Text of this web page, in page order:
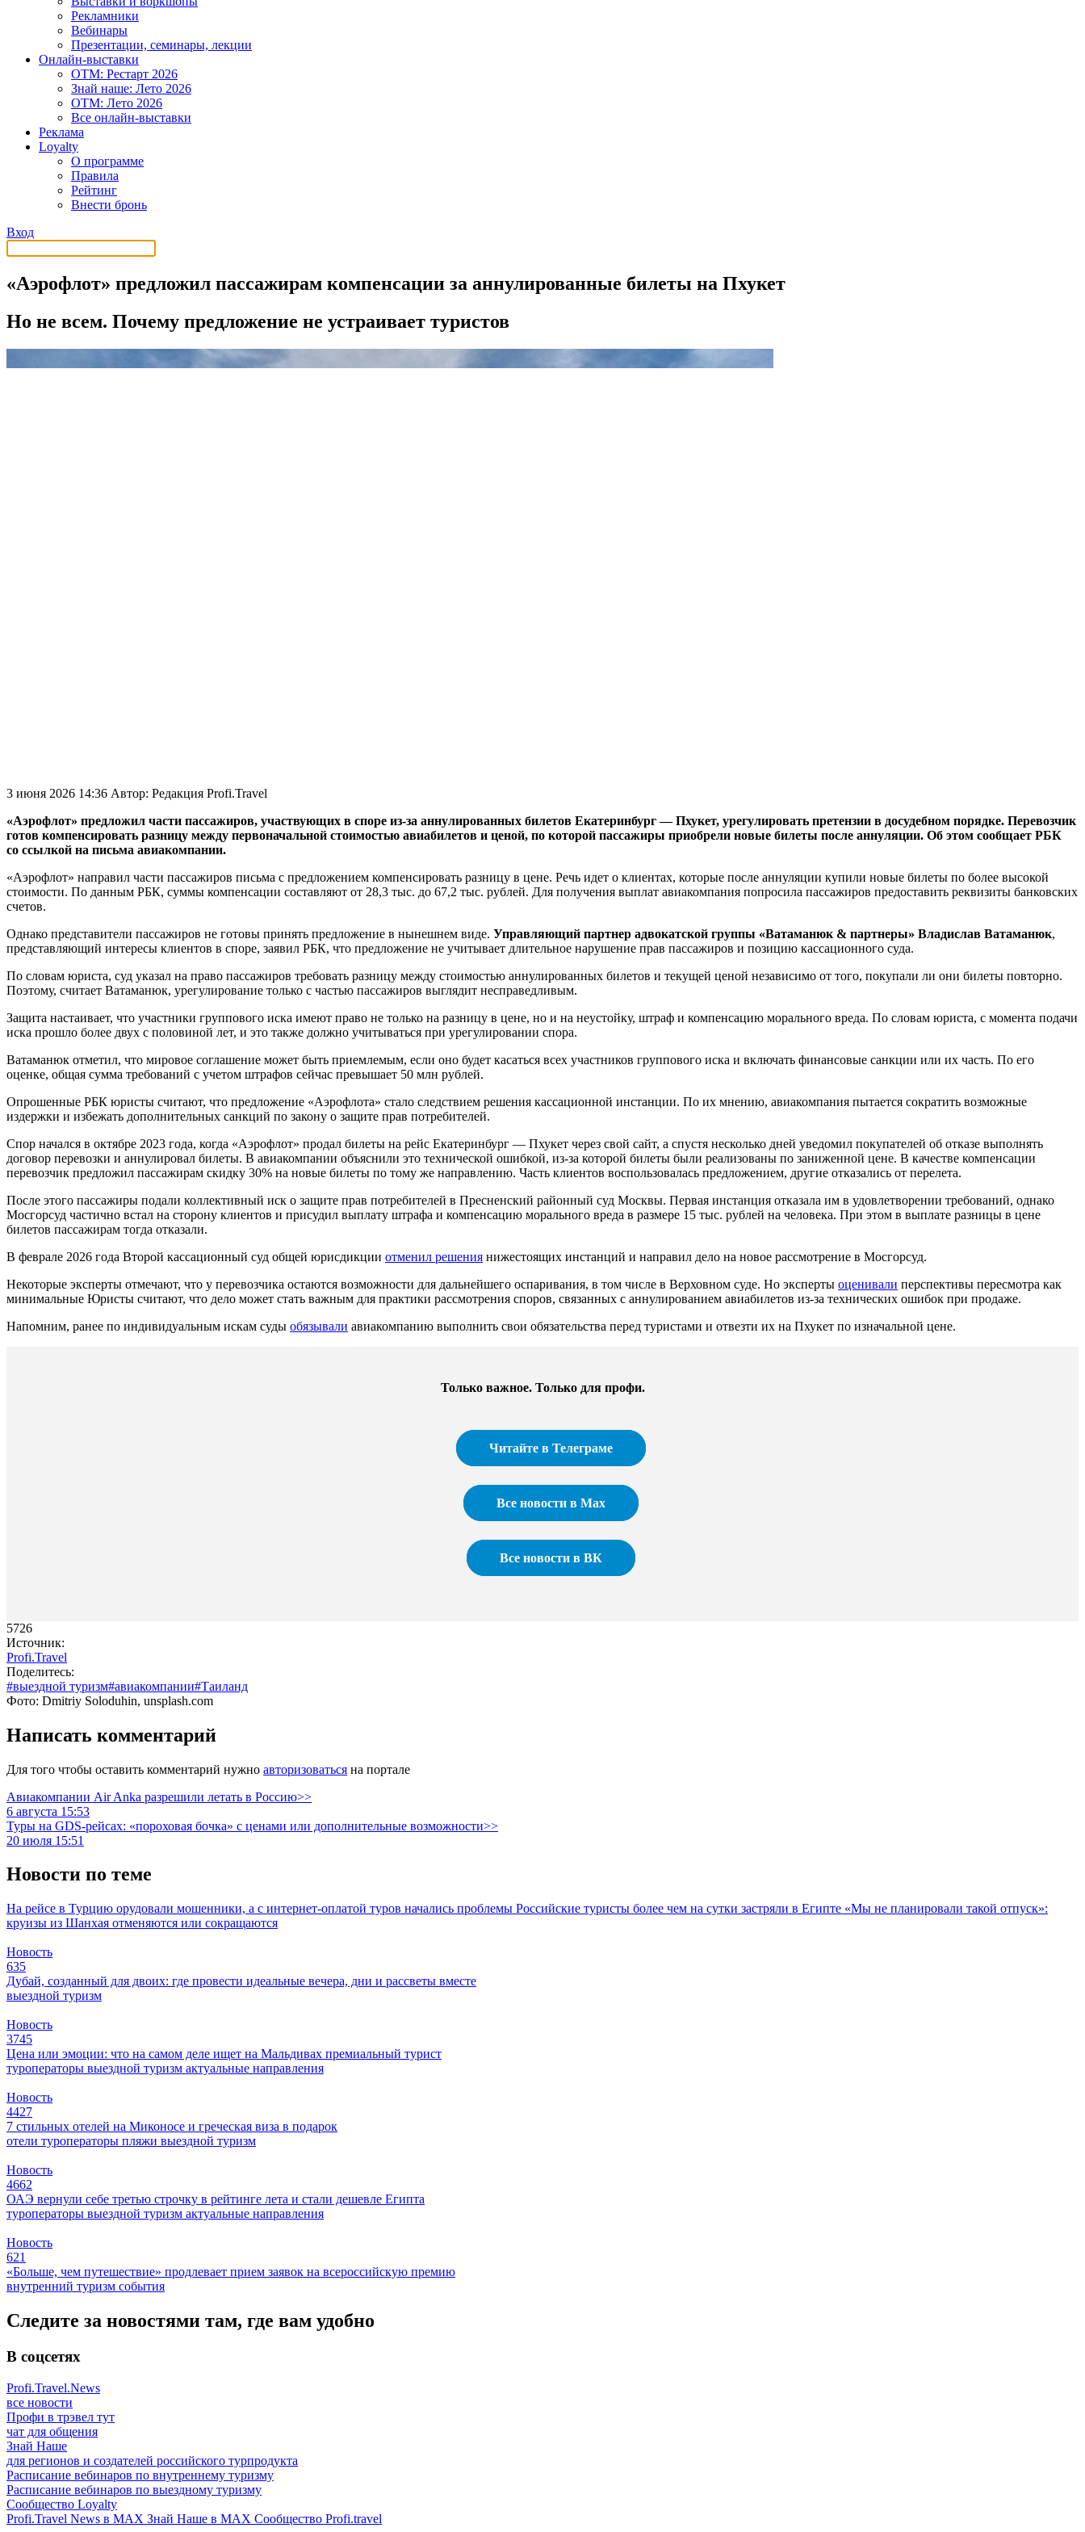
Рекламники
Вебинары
Презентации, семинары, лекции
Онлайн-выставки
OTM: Рестарт 2026
Знай наше: Лето 2026
OTM: Лето 2026
Все онлайн-выставки
Реклама
Loyalty
О программе
Правила
Рейтинг
Внести бронь
Вход
«Аэрофлот» предложил пассажирам компенсации за аннулированные билеты на Пхукет
Но не всем. Почему предложение не устраивает туристов
3 июня 2026 14:36 Автор: Редакция Profi.Travel
«Аэрофлот» предложил части пассажиров, участвующих в споре из-за аннулированных билетов Екатеринбург — Пхукет, урегулировать претензии в досудебном порядке. Перевозчик
готов компенсировать разницу между первоначальной стоимостью авиабилетов и ценой, по которой пассажиры приобрели новые билеты после аннуляции. Об этом сообщает РБК
со ссылкой на письма авиакомпании.
«Аэрофлот» направил части пассажиров письма с предложением компенсировать разницу в цене. Речь идет о клиентах, которые после аннуляции купили новые билеты по более высокой
стоимости. По данным РБК, суммы компенсации составляют от 28,3 тыс. до 67,2 тыс. рублей. Для получения выплат авиакомпания попросила пассажиров предоставить реквизиты банковских
счетов.
Однако представители пассажиров не готовы принять предложение в нынешнем виде. Управляющий партнер адвокатской группы «Ватаманюк & партнеры» Владислав Ватаманюк,
представляющий интересы клиентов в споре, заявил РБК, что предложение не учитывает длительное нарушение прав пассажиров и позицию кассационного суда.
По словам юриста, суд указал на право пассажиров требовать разницу между стоимостью аннулированных билетов и текущей ценой независимо от того, покупали ли они билеты повторно.
Поэтому, считает Ватаманюк, урегулирование только с частью пассажиров выглядит несправедливым.
Защита настаивает, что участники группового иска имеют право не только на разницу в цене, но и на неустойку, штраф и компенсацию морального вреда. По словам юриста, с момента подачи
иска прошло более двух с половиной лет, и это также должно учитываться при урегулировании спора.
Ватаманюк отметил, что мировое соглашение может быть приемлемым, если оно будет касаться всех участников группового иска и включать финансовые санкции или их часть. По его
оценке, общая сумма требований с учетом штрафов сейчас превышает 50 млн рублей.
Опрошенные РБК юристы считают, что предложение «Аэрофлота» стало следствием решения кассационной инстанции. По их мнению, авиакомпания пытается сократить возможные
издержки и избежать дополнительных санкций по закону о защите прав потребителей.
Спор начался в октябре 2023 года, когда «Аэрофлот» продал билеты на рейс Екатеринбург — Пхукет через свой сайт, а спустя несколько дней уведомил покупателей об отказе выполнять
договор перевозки и аннулировал билеты. В авиакомпании объяснили это технической ошибкой, из-за которой билеты были реализованы по заниженной цене. В качестве компенсации
перевозчик предложил пассажирам скидку 30% на новые билеты по тому же направлению. Часть клиентов воспользовалась предложением, другие отказались от перелета.
После этого пассажиры подали коллективный иск о защите прав потребителей в Пресненский районный суд Москвы. Первая инстанция отказала им в удовлетворении требований, однако
Мосгорсуд частично встал на сторону клиентов и присудил выплату штрафа и компенсацию морального вреда в размере 15 тыс. рублей на человека. При этом в выплате разницы в цене
билетов пассажирам тогда отказали.
В феврале 2026 года Второй кассационный суд общей юрисдикции отменил решения нижестоящих инстанций и направил дело на новое рассмотрение в Мосгорсуд.
Некоторые эксперты отмечают, что у перевозчика остаются возможности для дальнейшего оспаривания, в том числе в Верховном суде. Но эксперты оценивали перспективы пересмотра как
минимальные Юристы считают, что дело может стать важным для практики рассмотрения споров, связанных с аннулированием авиабилетов из-за технических ошибок при продаже.
Напомним, ранее по индивидуальным искам суды обязывали авиакомпанию выполнить свои обязательства перед туристами и отвезти их на Пхукет по изначальной цене.
Только важное. Только для профи.​
Читайте в Телеграме
Все новости в Max
Все новости в ВК
5726
Источник:
Profi.Travel
Поделитесь:
#выездной туризм#авиакомпании#Таиланд
Фото: Dmitriy Soloduhin, unsplash.com
Написать комментарий
Для того чтобы оставить комментарий нужно авторизоваться на портале
Авиакомпании Air Anka разрешили летать в Россию>>
6 августа 15:53
Туры на GDS-рейсах: «пороховая бочка» с ценами или дополнительные возможности>>
20 июля 15:51
Новости по теме
На рейсе в Турцию орудовали мошенники, а с интернет-оплатой туров начались проблемы Российские туристы более чем на сутки застряли в Египте «Мы не планировали такой отпуск»:
круизы из Шанхая отменяются или сокращаются
Новость
635
Дубай, созданный для двоих: где провести идеальные вечера, дни и рассветы вместе
выездной туризм
Новость
3745
Цена или эмоции: что на самом деле ищет на Мальдивах премиальный турист
туроператоры выездной туризм актуальные направления
Новость
4427
7 стильных отелей на Миконосе и греческая виза в подарок
отели туроператоры пляжи выездной туризм
Новость
4662
ОАЭ вернули себе третью строчку в рейтинге лета и стали дешевле Египта
туроператоры выездной туризм актуальные направления
Новость
621
«Больше, чем путешествие» продлевает прием заявок на всероссийскую премию
внутренний туризм события
Следите за новостями там, где вам удобно
В соцсетях
Profi.Travel.News
все новости
Профи в трэвел тут
чат для общения
Знай Наше
для регионов и создателей российского турпродукта
Расписание вебинаров по внутреннему туризму
Расписание вебинаров по выездному туризму
Сообщество Loyalty
Profi.Travel News в MAX Знай Наше в MAX Сообщество Profi.travel